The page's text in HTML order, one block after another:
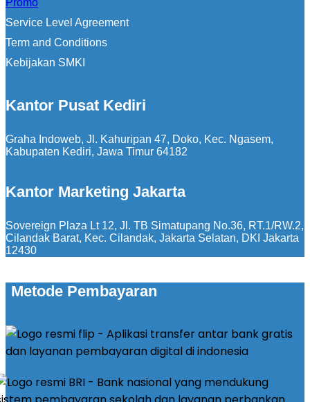
Promo
Service Level Agreement
Term and Conditions
Kebijakan SMKI
Kantor Pusat Kediri
Graha Indoweb, Jl. Kahuripan 47, Doko, Kec. Ngasem,
Kabupaten Kediri, Jawa Timur 64182
Kantor Marketing Jakarta
Sovereign Plaza Lt 12, Jl. TB Simatupang No.36, RT.1/RW.2,
Cilandak Barat, Kec. Cilandak, Jakarta Selatan, DKI Jakarta
12430
Metode Pembayaran